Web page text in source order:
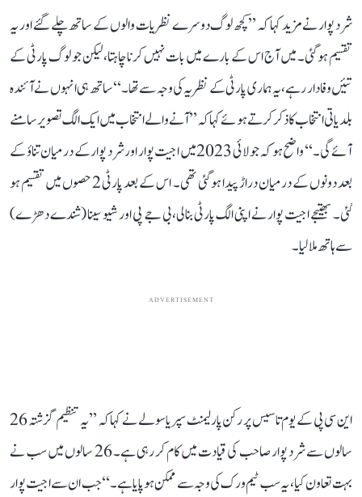
شرد پوار نے مزید کہا کہ ’’کچھ لوگ دوسرے نظریات والوں کے ساتھ چلے گئے اور یہ
تقسیم ہو گئی۔ میں آج اس کے بارے میں بات نہیں کرنا چاہتا، لیکن جو لوگ پارٹی کے
تئیں وفادار رہے، یہ ہماری پارٹی کے نظریہ کی وجہ سے تھا۔‘‘ ساتھ ہی انہوں نے آئندہ
بلدیاتی انتخاب کا ذکر کرتے ہوئے کہا کہ ’’آنے والے انتخاب میں ایک الگ تصویر سامنے
آئے گی۔‘‘ واضح ہو کہ جولائی 2023 میں اجیت پوار اور شرد پوار کے درمیان تناؤ کے
بعد دونوں کے درمیان دراڑ پیدا ہو گئی تھی۔ اس کے بعد پارٹی 2 حصوں میں تقسیم ہو
گئی۔ بھتیجے اجیت پوار نے اپنی الگ پارٹی بنا لی، بی جے پی اور شیو سینا (شندے دھڑے)
سے ہاتھ ملا لیا۔
ADVERTISEMENT
این سی پی کے یوم تاسیس پر رکن پارلیمنٹ سپریا سولے نے کہا کہ ’’یہ تنظیم گزشتہ 26
سالوں سے شرد پوار صاحب کی قیادت میں کام کر رہی ہے۔ 26 سالوں میں سب نے
بہت تعاون کیا، یہ سب ٹیم ورک کی وجہ سے ممکن ہو پایا ہے۔‘‘ جب ان سے اجیت پوار